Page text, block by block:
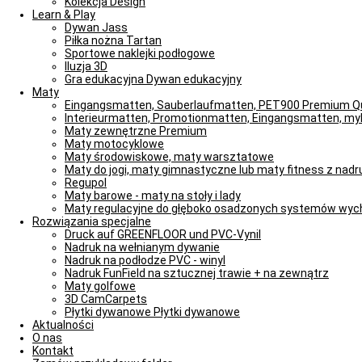
Learn & Play
Dywan Jass
Piłka nożna Tartan
Sportowe naklejki podłogowe
Iluzja 3D
Gra edukacyjna Dywan edukacyjny
Maty
Eingangsmatten, Sauberlaufmatten, PET900 Premium
Interieurmatten, Promotionmatten, Eingangsmatten,
Maty zewnętrzne Premium
Maty motocyklowe
Maty środowiskowe, maty warsztatowe
Maty do jogi, maty gimnastyczne lub maty fitness z
Regupol
Maty barowe - maty na stoły i lady
Maty regulacyjne do głęboko osadzonych systemów
Rozwiązania specjalne
Druck auf GREENFLOOR und PVC-Vynil
Nadruk na wełnianym dywanie
Nadruk na podłodze PVC - winyl
Nadruk FunField na sztucznej trawie + na zewnątrz
Maty golfowe
3D CamCarpets
Płytki dywanowe Płytki dywanowe
Aktualności
O nas
Kontakt